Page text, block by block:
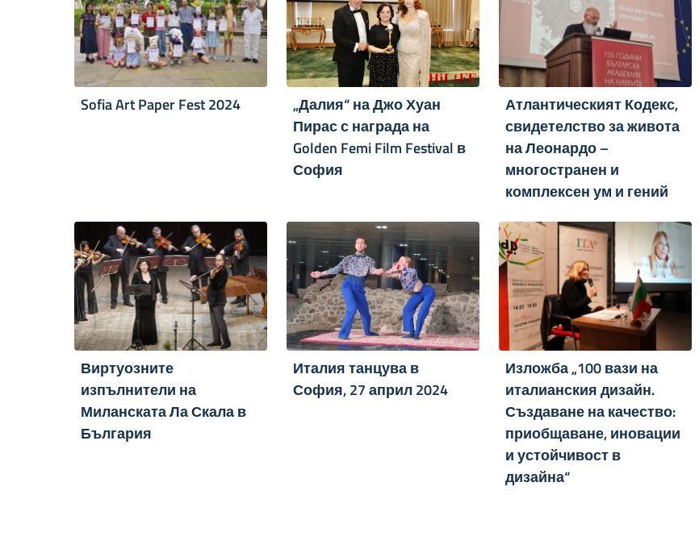
Sofia Art Paper Fest 2024
„Далия“ на Джо Хуан
Пирас с награда на
Golden Femi Film Festival в
София
Атлантическият Кодекс,
свидетелство за живота
на Леонардо –
многостранен и
комплексен ум и гений
Виртуозните
изпълнители на
Миланската Ла Скала в
България
Италия танцува в
София, 27 април 2024
Изложба „100 вази на
италианския дизайн.
Създаване на качество:
приобщаване, иновации
и устойчивост в
дизайна“